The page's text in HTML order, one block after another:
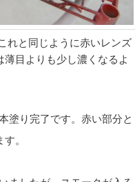
れと同じように赤いレンズ
目よりも少し濃くなるよ
塗り完了です。赤い部分と
。